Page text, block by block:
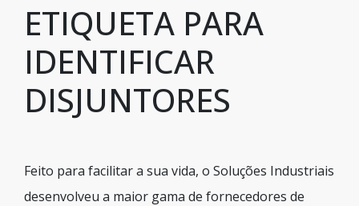
ETIQUETA PARA
IDENTIFICAR
DISJUNTORES
Feito para facilitar a sua vida, o Soluções Industriais
desenvolveu a maior gama de fornecedores de